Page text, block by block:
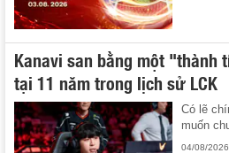
Kanavi san bằng một "thành
tại 11 năm trong lịch sử LCK
Có lẽ
muốn
04/08/2026